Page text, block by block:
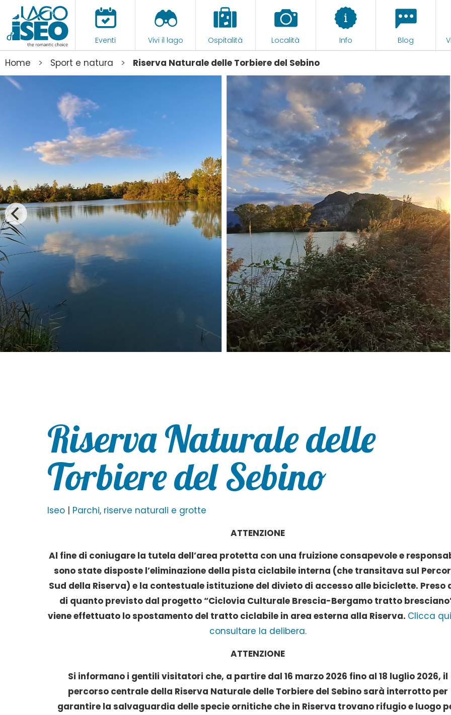
Eventi Vivi il lago Ospitalità Località Info Blog
Home > Sport e natura > Riserva Naturale delle Torbiere del Sebino
Riserva Naturale delle
Torbiere del Sebino
Iseo | Parchi, riserve naturali e grotte
ATTENZIONE
Al fine di coniugare la tutela dell’area protetta con una fruizione consapevole e
sono state disposte l’eliminazione della pista ciclabile interna (che transitava sul
Sud della Riserva) e la contestuale istituzione del divieto di accesso alle biciclette. Preso
di quanto previsto dal progetto “Ciclovia Culturale Brescia-Bergamo tratto
viene effettuato lo spostamento del tratto ciclabile in area esterna alla Riserva. Clicca
consultare la delibera.
ATTENZIONE
Si informano i gentili visitatori che, a partire dal 16 marzo 2026 fino al 18 luglio 2026, il
percorso centrale della Riserva Naturale delle Torbiere del Sebino sarà interrotto per
garantire la salvaguardia delle specie ornitiche che in Riserva trovano rifugio e luogo